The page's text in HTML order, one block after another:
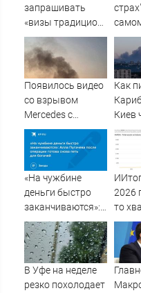
запрашивать
«визы традиционных
ценностей» в
посольстве РФ
поле
Появилось видео
со взрывом
Mercedes с
гендиректором
«Уралдронзавода»
на Урале
Как
Киев
«На чужбине
деньги быстро
заканчиваются»:
Алла Пугачева
после операции
готова снова петь
для богачей
2026
то
В Уфе на неделе
резко похолодает